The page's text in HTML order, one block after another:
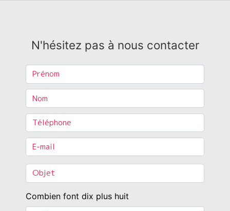
N'hésitez pas à nous contacter
Combien font dix plus huit